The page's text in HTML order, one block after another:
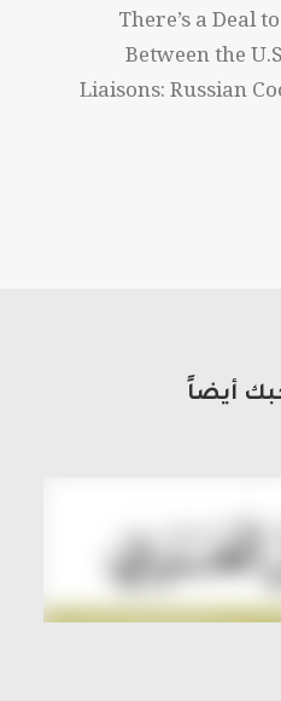
There’s a Deal
Between the
Liaisons: Russian
أيضاً